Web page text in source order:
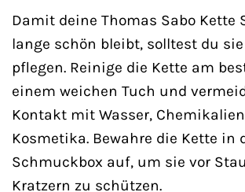
Damit deine Thomas Sabo Kette
lange schön bleibt, solltest du
pflegen. Reinige die Kette am
einem weichen Tuch und
Kontakt mit Wasser,
Kosmetika. Bewahre die Kette in
Schmuckbox auf, um sie vor
Kratzern zu schützen.